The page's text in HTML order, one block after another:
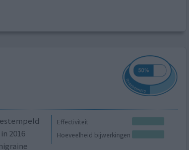
Effectiviteit
Hoeveelheid bijwerkingen
2016